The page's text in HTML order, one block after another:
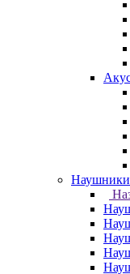
Наушники